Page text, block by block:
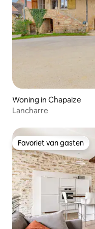
Woning in Chapaize
Lancharre
Favoriet van gasten
Favoriet van gasten